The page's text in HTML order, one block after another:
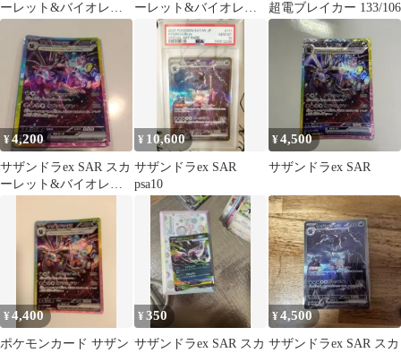
ーレット&バイオレッ
ト 拡張パック 超電ブレ
イカー…
ーレット&バイオレッ
ト 拡張パック 超電ブレ
イカー…
超電ブレイカー 133/106
¥4,200
サザンドラex SAR スカ
ーレット&バイオレッ
イカー…
¥ 10,600
サザンドラex SAR
psa10
¥4,500
サザンドラex SAR
¥4,400
ポケモンカード サザン
¥350
サザンドラex SAR スカ
¥4,500
サザンドラex SAR スカ